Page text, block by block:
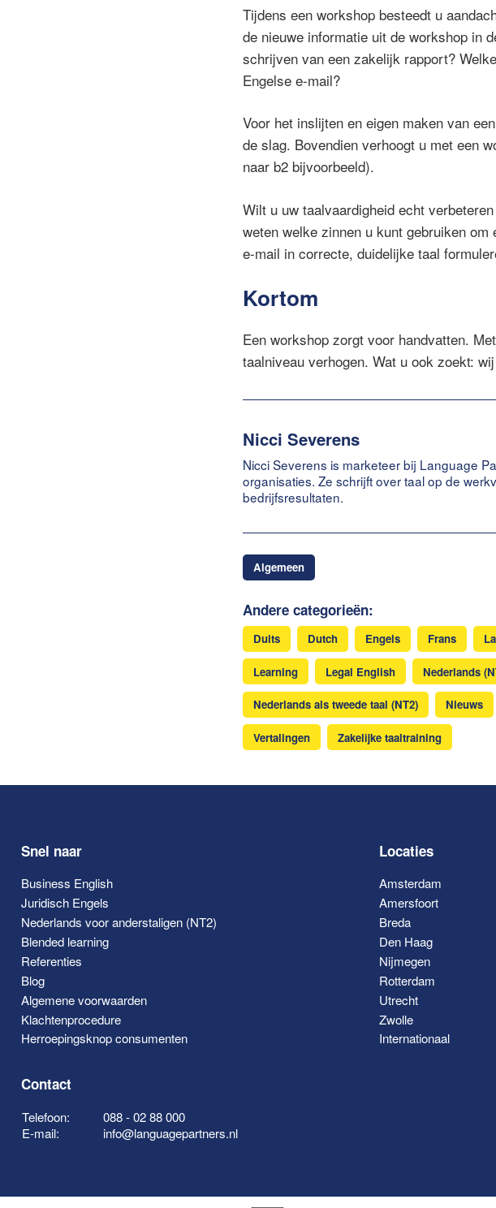
Tijdens een workshop besteedt u
de nieuwe informatie uit de workshop in
schrijven van een zakelijk rapport?
Engelse e-mail?
Voor het inslijten en eigen maken van
de slag. Bovendien verhoogt u met een
naar b2 bijvoorbeeld).
Wilt u uw taalvaardigheid echt
weten welke zinnen u kunt gebruiken
e-mail in correcte, duidelijke taal
Kortom
Een workshop zorgt voor handvatten.
taalniveau verhogen. Wat u ook zoekt:
Nicci Severens
Nicci Severens is marketeer bij Language
organisaties. Ze schrijft over taal op de
bedrijfsresultaten.
Algemeen
Andere categorieën:
Duits Dutch Engels Frans
Learning Legal English Nederlands
Nederlands als tweede taal (NT2) Nieuws
Vertalingen Zakelijke taaltraining
Snel naar
Business English
Juridisch Engels
Nederlands voor anderstaligen (NT2)
Blended learning
Referenties
Blog
Algemene voorwaarden
Klachtenprocedure
Herroepingsknop consumenten
Contact
Telefoon:
088 - 02 88 000
E-mail:
info@languagepartners.nl
Locaties
Amsterdam
Amersfoort
Breda
Den Haag
Nijmegen
Rotterdam
Utrecht
Zwolle
Internationaal